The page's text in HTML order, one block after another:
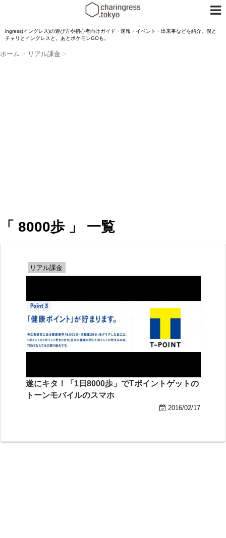
ingress(イングレス)の遊び方や初心者向けガイド・速報・イベント・出来事などを紹介。僕と
チャリとイングレスと。あとポケモンGOも。
ホーム > リアル課金 >
「 8000歩 」 一覧
リアル課金
遂にキタ！「1日8000歩」でTポイントゲットの
トーンモバイルのスマホ
2016/02/17